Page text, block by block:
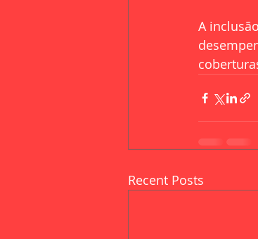
A
Recent Posts